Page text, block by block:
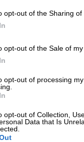
opt-out of the Sharing of
opt-out of the Sale of my
opt-out of processing
opt-out of Collection,
Data that Is
- Τα
των
να τη
ημέρας